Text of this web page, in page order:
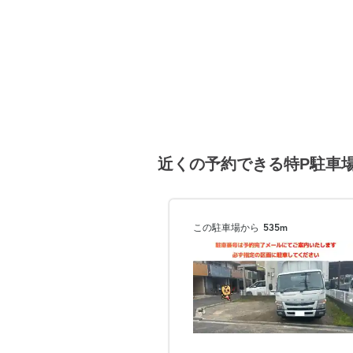
近くの予約できる特P駐車
この駐車場から 535m